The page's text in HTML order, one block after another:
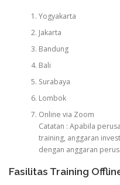
Yogyakarta
Jakarta
Bandung
Bali
Surabaya
Lombok
Online via Zoom
Catatan : Apabila
training, anggaran
dengan anggaran
Fasilitas Training